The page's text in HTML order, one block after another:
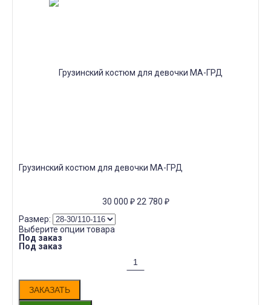
Грузинский костюм для девочки МА-ГРД
30 000 ₽ 22 780 ₽
Размер:
Выберите опции товара
Под заказ
Под заказ
ЗАКАЗАТЬ